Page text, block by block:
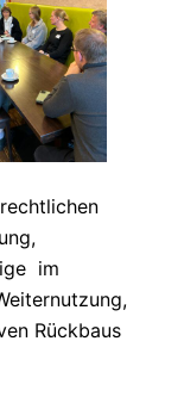
im
Rückbaus